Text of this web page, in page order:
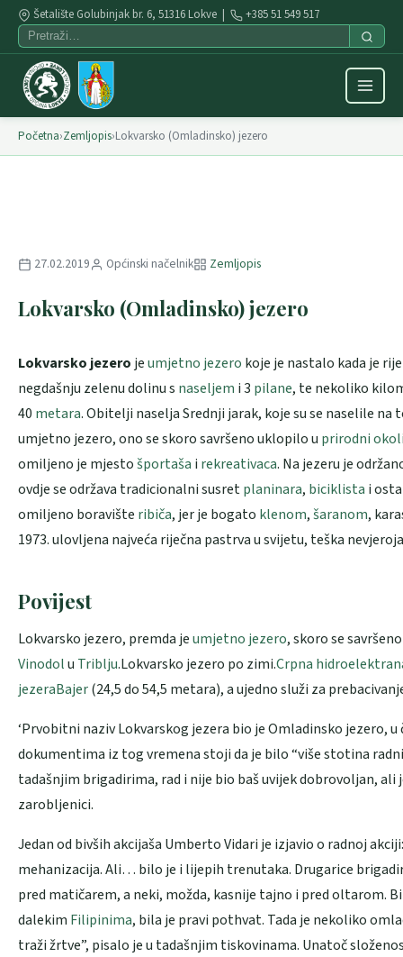
Šetalište Golubinjak br. 6, 51316 Lokve | +385 51 549 517
Početna›Zemljopis›Lokvarsko (Omladinsko) jezero
27.02.2019 Općinski načelnik Zemljopis
Lokvarsko (Omladinsko) jezero
Lokvarsko jezero jeumjetno jezero koje je nastalo kada je
negdašnju zelenu dolinu s naseljem i 3 pilane, te nekoliko
40 metara. Obitelji naselja Srednji jarak, koje su se naselile
umjetno jezero, ono se skoro savršeno uklopilo u prirodni
omiljeno je mjestošportaša i rekreativaca. Na jezeru je
ovdje se održava tradicionalni susretplaninara, biciklista i
omiljeno boravište ribiča, jer je bogato klenom,šaranom,
1973. ulovljena najveća riječna pastrva u svijetu, teška
Povijest
Lokvarsko jezero, premda jeumjetno jezero, skoro se
Vinodolu Triblju.Lokvarsko jezero po zimi.Crpna
jezeraBajer(24,5 do 54,5 metara), a ujedno služi za
‘Prvobitni naziv Lokvarskog jezera bio je Omladinsko jezero,
dokumentima iz tog vremena stoji da je bilo “više stotina
tadašnjim brigadirima, rad i nije bio baš uvijek dobrovoljan,
zarobljenici.
Jedan od bivših akcijaša Umberto Vidari je izjavio o radnoj
mehanizacija. Ali… bilo je i lijepih trenutaka. Drugarice
pred matičarem, a neki, možda, kasnije tajno i pred oltarom.
dalekim Filipinima, bila je pravi pothvat. Tada je nekoliko
traži žrtve”, pisalo je u tadašnjim tiskovinama. Unatoč